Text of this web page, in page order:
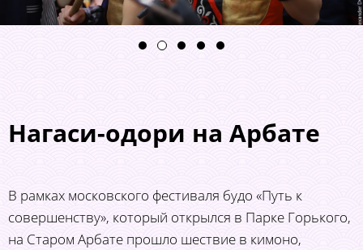
Нагаси-одори на Арбате
В рамках московского фестиваля будо «Путь к
совершенству», который открылся в Парке Горького,
на Старом Арбате прошло шествие в кимоно,